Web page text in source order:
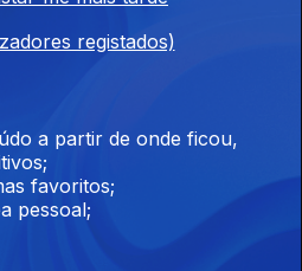
registados)
a partir de onde ficou,
favoritos;
pessoal;